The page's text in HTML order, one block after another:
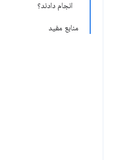
انجام دادند؟
منابع مفید